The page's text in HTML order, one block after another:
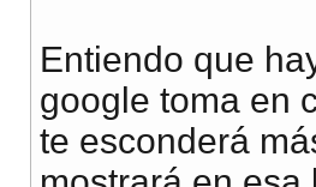
Entiendo que
google toma en
te esconderá